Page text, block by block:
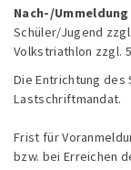
Nach-/Ummeldung
Schüler/Jugend
Volkstriathlon zzgl.
Die Entrichtung
Lastschriftmandat.
Frist für
bzw. bei Erreichen